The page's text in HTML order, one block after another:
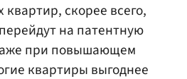
скорее всего,
на патентную
при повышающем
квартиры выгоднее